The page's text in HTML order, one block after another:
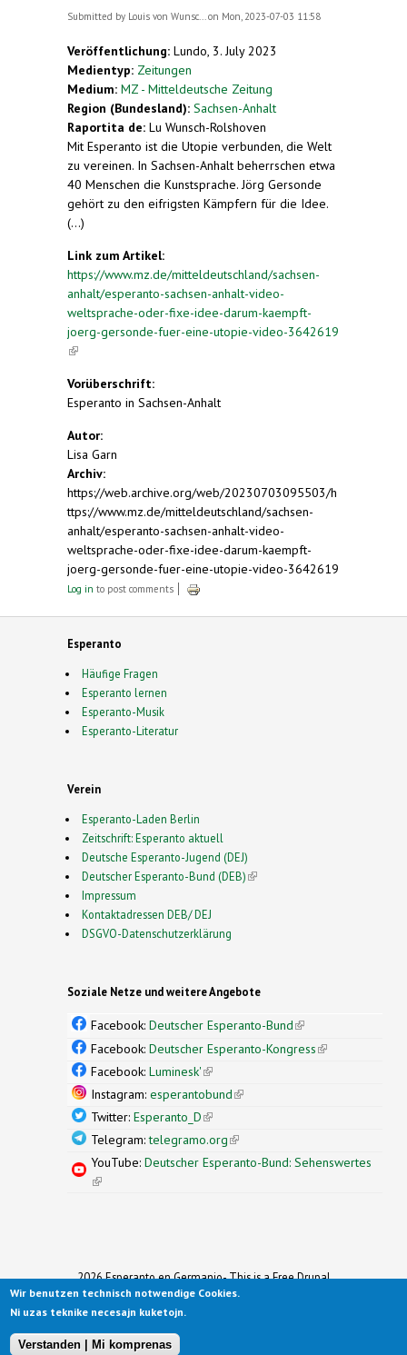
Submitted by Louis von Wunsc... on Mon, 2023-07-03 11:58
Veröffentlichung: Lundo, 3. July 2023
Medientyp: Zeitungen
Medium: MZ - Mitteldeutsche Zeitung
Region (Bundesland): Sachsen-Anhalt
Raportita de: Lu Wunsch-Rolshoven
Mit Esperanto ist die Utopie verbunden, die Welt
zu vereinen. In Sachsen-Anhalt beherrschen etwa
40 Menschen die Kunstsprache. Jörg Gersonde
gehört zu den eifrigsten Kämpfern für die Idee.
(...)
Link zum Artikel:
https://www.mz.de/mitteldeutschland/sachsen-
anhalt/esperanto-sachsen-anhalt-video-
weltsprache-oder-fixe-idee-darum-kaempft-
joerg-gersonde-fuer-eine-utopie-video-3642619
(link is external)
Vorüberschrift:
Esperanto in Sachsen-Anhalt
Autor:
Lisa Garn
Archiv:
https://web.archive.org/web/20230703095503/h
ttps://www.mz.de/mitteldeutschland/sachsen-
anhalt/esperanto-sachsen-anhalt-video-
weltsprache-oder-fixe-idee-darum-kaempft-
joerg-gersonde-fuer-eine-utopie-video-3642619
Log in to post comments
Esperanto
Häufige Fragen
Esperanto lernen
Esperanto-Musik
Esperanto-Literatur
Verein
Esperanto-Laden Berlin
Zeitschrift: Esperanto aktuell
Deutsche Esperanto-Jugend (DEJ)
Deutscher Esperanto-Bund (DEB)(link is external)
Impressum
Kontaktadressen DEB/ DEJ
DSGVO-Datenschutzerklärung
Soziale Netze und weitere Angebote
Facebook: Deutscher Esperanto-Bund(link is
external)
Facebook: Deutscher Esperanto-Kongress(link is
Facebook: Luminesk'(link is external)
Instagram: esperantobund(link is external)
Twitter: Esperanto_D(link is external)
Telegram:telegramo.org(link is external)
YouTube: Deutscher Esperanto-Bund: Sehenswertes
(link is external)
2026 Esperanto en Germanio- This is a Free Drupal
Theme
Ported to Drupal for the Open Source Community by
Original design by
Wir benutzen technisch notwendige Cookies.
Ni uzas teknike necesajn kuketojn.
Verstanden | Mi komprenas